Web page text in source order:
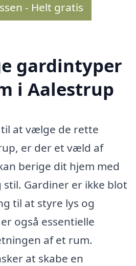
- Helt gratis
gardintyper
i Aalestrup
at vælge de rette
er der et væld af
berige dit hjem med
Gardiner er ikke blot
til at styre lys og
også essentielle
af et rum.
at skabe en